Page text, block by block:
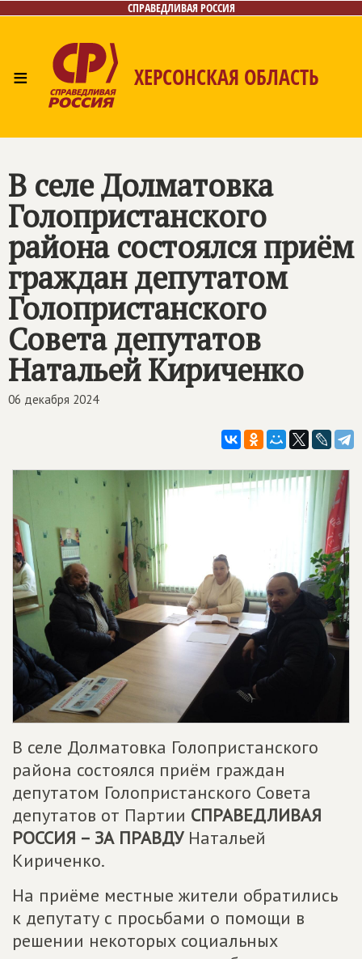
СПРАВЕДЛИВАЯ РОССИЯ
≡ ХЕРСОНСКАЯ ОБЛАСТЬ
В селе Долматовка
Голопристанского
района состоялся приём
граждан депутатом
Голопристанского
Совета депутатов
Натальей Кириченко
06 декабря 2024
В селе Долматовка Голопристанского
района состоялся приём граждан
депутатом Голопристанского Совета
депутатов от Партии СПРАВЕДЛИВАЯ
РОССИЯ – ЗА ПРАВДУНатальей
Кириченко.
На приёме местные жители обратились
к депутату с просьбами о помощи в
решении некоторых социальных